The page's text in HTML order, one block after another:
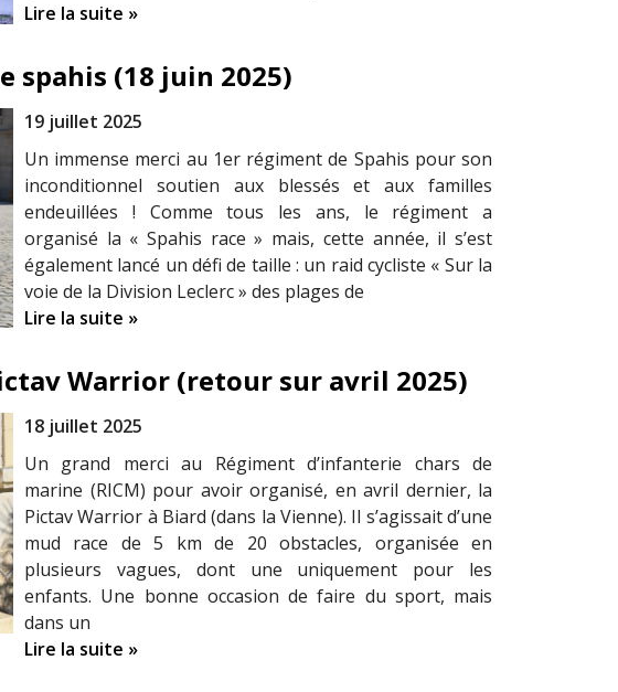
Lire la suite »
spahis (18 juin 2025)
19 juillet 2025
Un immense merci au 1er régiment de Spahis pour son
inconditionnel soutien aux blessés et aux familles
endeuillées ! Comme tous les ans, le régiment a
organisé la « Spahis race » mais, cette année, il s’est
également lancé un défi de taille : un raid cycliste « Sur la
voie de la Division Leclerc » des plages de
Lire la suite »
Warrior (retour sur avril 2025)
18 juillet 2025
Un grand merci au Régiment d’infanterie chars de
marine (RICM) pour avoir organisé, en avril dernier, la
Pictav Warrior à Biard (dans la Vienne). Il s’agissait d’une
mud race de 5 km de 20 obstacles, organisée en
plusieurs vagues, dont une uniquement pour les
enfants. Une bonne occasion de faire du sport, mais
dans un
Lire la suite »